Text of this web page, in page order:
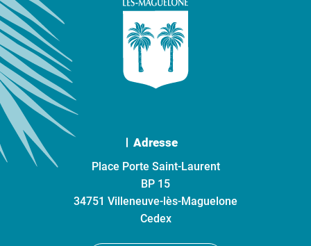
Adresse
Place Porte Saint-Laurent
BP 15
34751 Villeneuve-lès-Maguelone
Cedex